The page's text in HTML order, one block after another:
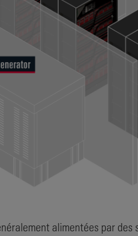
alimentées par